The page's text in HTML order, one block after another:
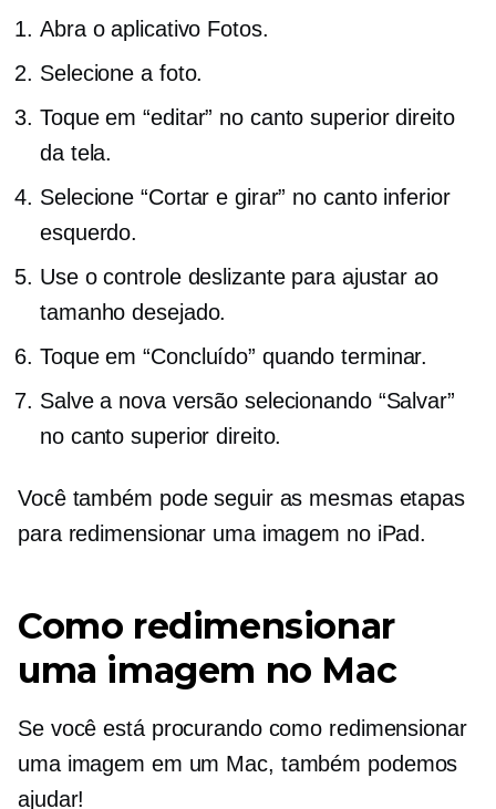
Abra o aplicativo Fotos.
Selecione a foto.
Toque em “editar” no canto superior direito
da tela.
Selecione “Cortar e girar” no canto inferior
esquerdo.
Use o controle deslizante para ajustar ao
tamanho desejado.
Toque em “Concluído” quando terminar.
Salve a nova versão selecionando “Salvar”
no canto superior direito.
Você também pode seguir as mesmas etapas
para redimensionar uma imagem no iPad.
Como redimensionar
uma imagem no Mac
Se você está procurando como redimensionar
uma imagem em um Mac, também podemos
ajudar!